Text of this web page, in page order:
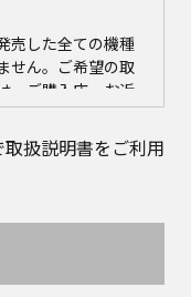
売した全ての機種
せん。ご希望の取
、ご購入店、お近
当社サービス会社
入いただきますよ
商品自体の生産中
につき取扱説明書
る取扱説明書の対
ご購入できない場
扱説明書をご利用